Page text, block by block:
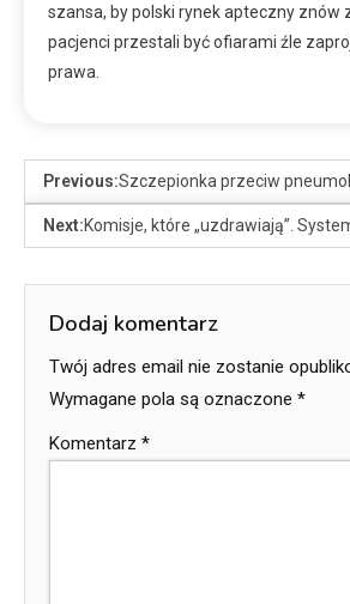
szansa, by polski rynek apteczny znów
pacjenci przestali być ofiarami źle
prawa.
Previous:Szczepionka przeciw
Next:Komisje, które „uzdrawiają”.
Dodaj komentarz
Twój adres email nie zostanie
Wymagane pola są oznaczone *
Komentarz *